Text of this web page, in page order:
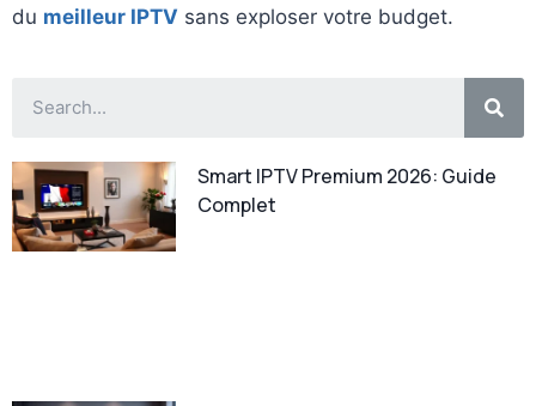
du meilleur IPTV sans exploser votre budget.
Smart IPTV Premium 2026: Guide
Complet